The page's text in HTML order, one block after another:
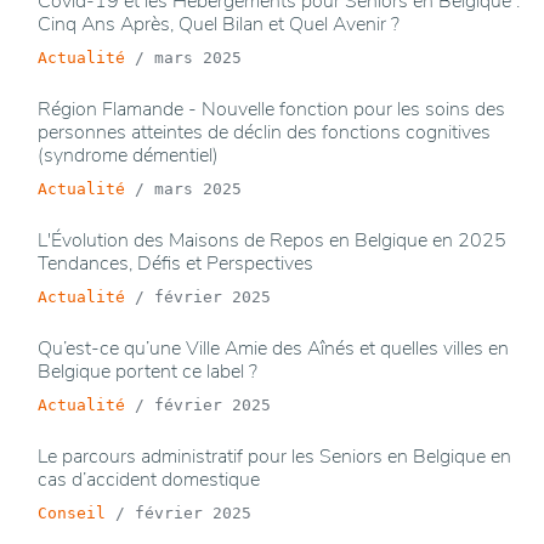
Cinq Ans Après, Quel Bilan et Quel Avenir ?
Actualité / mars 2025
Région Flamande - Nouvelle fonction pour les soins des
personnes atteintes de déclin des fonctions cognitives
(syndrome démentiel)
Actualité / mars 2025
L'Évolution des Maisons de Repos en Belgique en 2025
Tendances, Défis et Perspectives
Actualité / février 2025
Qu’est-ce qu’une Ville Amie des Aînés et quelles villes en
Belgique portent ce label ?
Actualité / février 2025
Le parcours administratif pour les Seniors en Belgique en
cas d’accident domestique
Conseil / février 2025